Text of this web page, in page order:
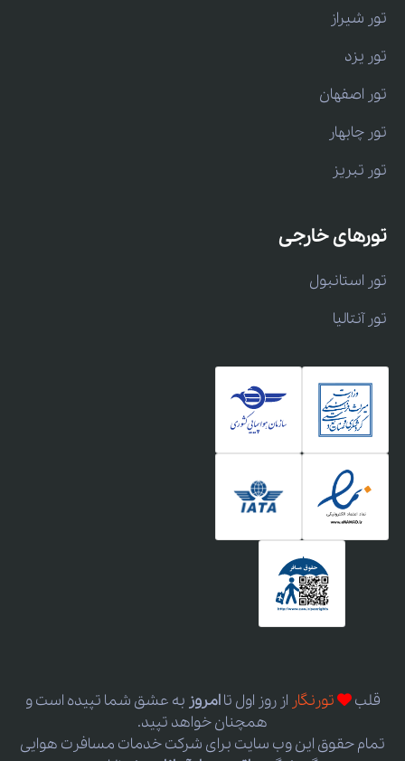
تور شیراز
تور یزد
تور اصفهان
تور چابهار
تور تبریز
تورهای خارجی
تور استانبول
تور آنتالیا
قلب تورنگار از روز اول تاامروز به عشق شما تپیده است و
همچنان خواهد تپید.
تمام حقوق این وب سایت برای شرکت خدمات مسافرت هوایی